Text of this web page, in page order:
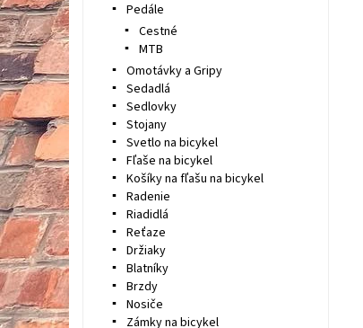
Pedále
Cestné
MTB
Omotávky a Gripy
Sedadlá
Sedlovky
Stojany
Svetlo na bicykel
Fľaše na bicykel
Košíky na fľašu na bicykel
Radenie
Riadidlá
Reťaze
Držiaky
Blatníky
Brzdy
Nosiče
Zámky na bicykel